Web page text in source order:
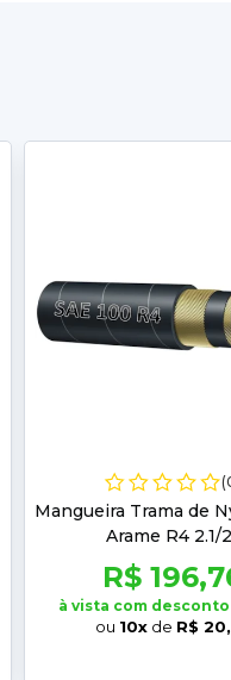
Mangueira Trama de
Arame R4 2.1/
R$
à vista com desconto
ou 10x de R$